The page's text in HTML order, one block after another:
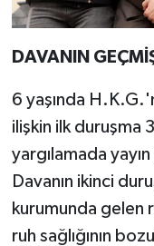
DAVANIN
6 yaşında
ilişkin ilk duruşma
yargılamada
Davanın ikinci
kurumunda
ruh sağlığının